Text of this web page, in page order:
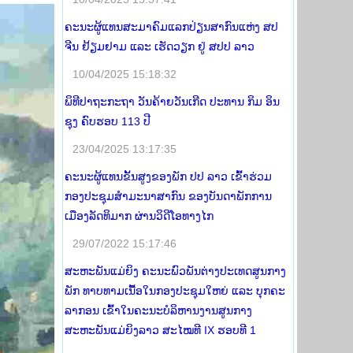
ຄະນະຜູ້ແທນສະມາຄົມແລກປ່ຽນສາກົນແຫ່ງ ສປ
ຈີນ ຢ້ຽມຢາມ ແລະ ເຮັດວຽກ ຢູ່ ສປປ ລາວ
10/04/2025 15:18:32
ພິທີປາຖະກະຖາ ວັນຄ້າຍວັນເກີດ ປະທານ ກິມ ອິນ
ຊຸງ ຄົບຮອບ 113 ປີ
23/04/2025 13:17:35
ຄະນະຜູ້ແທນຂັ້ນສູງຂອງພັກ ປປ ລາວ ເຂົ້າຮ່ວມ
ກອງປະຊຸມສໍາມະນາສາກົນ ຂອງບັນດາພັກການ
ເມືອງລັດທິມາກ ຜ່ານວິດີໂອທາງໄກ
29/07/2022 15:17:46
ສະຫະພັນແມ່ຍິງ ຄະນະພົວພັນຕ່າງປະເທດສູນກາງ
ພັກ ທາບທາມເນື້ອໃນກອງປະຊຸມໃຫຍ່ ແລະ ບຸກຄະ
ລາກອນ ເຂົ້າໃນຄະນະບໍລິຫານງານສູນກາງ
ສະຫະພັນແມ່ຍິງລາວ ສະໄໝທີ IX ຮອບທີ 1